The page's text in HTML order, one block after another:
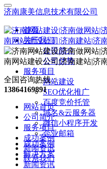
济南康美信息技术有限公司
首页
关于我们
公司简介
公司优势
服务项目
网站建设
SEO优化推广
百度竞价托管
域名&云服务器
微信小程序开发
企业邮箱
成功案例
解决方案
新闻资讯
全国咨询热线：
13864169891
网站首页
公司简介
服务项目
成功案例
新闻资讯
联系我们